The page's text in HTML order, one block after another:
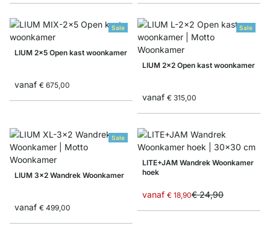
Sale
LIUM 2x5 Open kast woonkamer
vanaf € 675,00
Sale
LIUM 2x2 Open kast woonkamer
vanaf € 315,00
Sale
LIUM 3x2 Wandrek Woonkamer
vanaf € 499,00
LITE+JAM Wandrek Woonkamer
hoek
vanaf € 18,90€ 24,90